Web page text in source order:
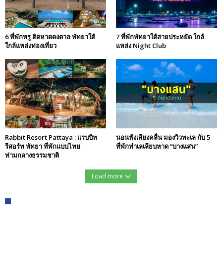
6 ที่พักหรู ติดหาดดงตาล พัทยาใต้
ใกล้แหล่งท่องเที่ยว
7 ที่พักพัทยาใต้สายประหยัด ใกล้
แหล่ง Night Club
Rabbit Resort Pattaya : แรบบิท
รีสอร์ท พัทยา ที่พักแบบไทย
ท่ามกลางธรรมชาติ
นอนฟังเสียงคลื่น มองวิวทะเล กับ 5
ที่พักทำเลเลียบหาด “บางแสน”
Load more